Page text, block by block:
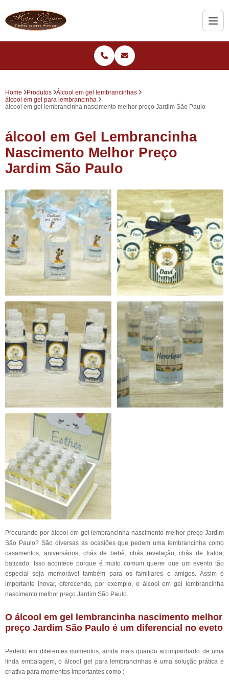
Home Produtos
Álcool em gel lembrancinhas
álcool em gel para lembrancinha
álcool em gel lembrancinha nascimento melhor preço Jardim São Paulo
álcool em Gel Lembrancinha
Nascimento Melhor Preço
Jardim São Paulo
Procurando por álcool em gel lembrancinha nascimento melhor preço Jardim
São Paulo? São diversas as ocasiões que pedem uma lembrancinha como
casamentos, aniversários, chás de bebê, chás revelação, chás de fralda,
batizado. Isso acontece porque é muito comum querer que um evento tão
especial seja memorável também para os familiares e amigos. Assim é
importante inovar, oferecendo, por exemplo, o álcool em gel lembrancinha
nascimento melhor preço Jardim São Paulo.
O álcool em gel lembrancinha nascimento melhor
preço Jardim São Paulo é um diferencial no eveto
Perfeito em diferentes momentos, ainda mais quando acompanhado de uma
linda embalagem, o álcool gel para lembrancinhas é uma solução prática e
criativa para momentos importantes como :